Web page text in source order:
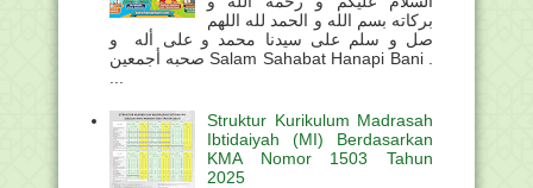
بركاته بسم الله و الحمد لله اللهم
صل و سلم على سيدنا محمد و على أله و
صحبه أجمعين Salam Sahabat Hanapi Bani .
...
Struktur Kurikulum Madrasah
Ibtidaiyah (MI) Berdasarkan
KMA Nomor 1503 Tahun
2025